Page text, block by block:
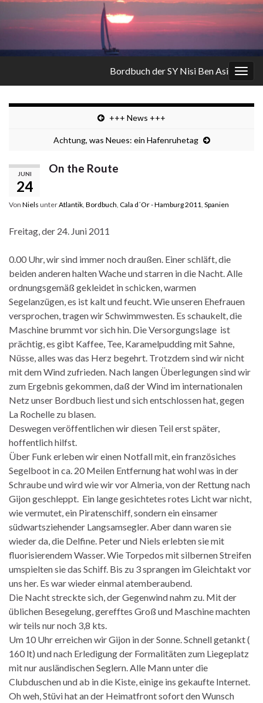
Bordbuch der SY Nisi Ben Asi
+++ News +++
Achtung, was Neues: ein Hafenruhetag
JUNI
24
On the Route
Von Niels unterAtlantik Bordbuch Cala d´Or - Hamburg 2011 Spanien
Freitag, der 24. Juni 2011
0.00 Uhr, wir sind immer noch draußen. Einer schläft, die
beiden anderen halten Wache und starren in die Nacht. Alle
ordnungsgemäß gekleidet in schicken, warmen
Segelanzügen, es ist kalt und feucht. Wie unseren Ehefrauen
versprochen, tragen wir Schwimmwesten. Es schaukelt, die
Maschine brummt vor sich hin. Die Versorgungslage ist
prächtig, es gibt Kaffee, Tee, Karamelpudding mit Sahne,
Nüsse, alles was das Herz begehrt. Trotzdem sind wir nicht
mit dem Wind zufrieden. Nach langen Überlegungen sind wir
zum Ergebnis gekommen, daß der Wind im internationalen
Netz unser Bordbuch liest und sich entschlossen hat, gegen
La Rochelle zu blasen.
Deswegen veröffentlichen wir diesen Teil erst später,
hoffentlich hilfst.
Über Funk erleben wir einen Notfall mit, ein französiches
Segelboot in ca. 20 Meilen Entfernung hat wohl was in der
Schraube und wird wie wir vor Almeria, von der Rettung nach
Gijon geschleppt. Ein lange gesichtetes rotes Licht war nicht,
wie vermutet, ein Piratenschiff, sondern ein einsamer
südwartsziehender Langsamsegler. Aber dann waren sie
wieder da, die Delfine. Peter und Niels erlebten sie mit
fluorisierendem Wasser. Wie Torpedos mit silbernen Streifen
umspielten sie das Schiff. Bis zu 3 sprangen im Gleichtakt vor
uns her. Es war wieder einmal atemberaubend.
Die Nacht streckte sich, der Gegenwind nahm zu. Mit der
üblichen Besegelung, gerefftes Groß und Maschine machten
wir teils nur noch 3,8 kts.
Um 10 Uhr erreichen wir Gijon in der Sonne. Schnell getankt (
160 lt) und nach Erledigung der Formalitäten zum Liegeplatz
mit nur ausländischen Seglern. Alle Mann unter die
Clubduschen und ab in die Kiste, einige ins gekaufte Internet.
Oh weh, Stüvi hat an der Heimatfront sofort den Wunsch